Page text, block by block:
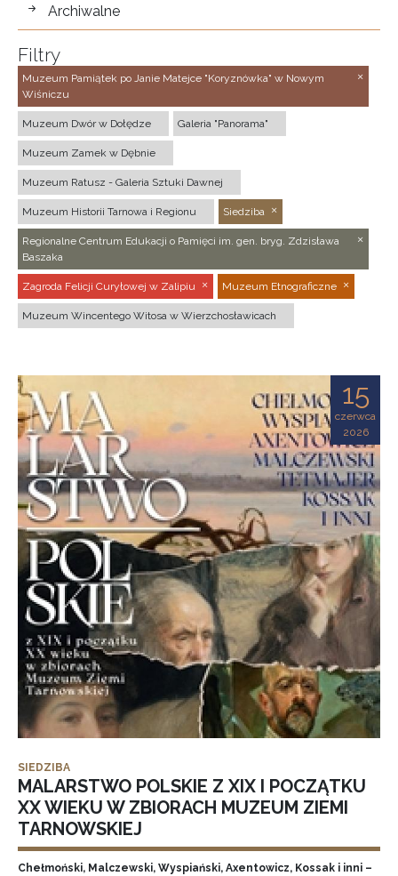
Archiwalne
Filtry
Muzeum Pamiątek po Janie Matejce "Koryznówka" w Nowym
Wiśniczu
Muzeum Dwór w Dołędze Galeria "Panorama"
Muzeum Zamek w Dębnie
Muzeum Ratusz - Galeria Sztuki Dawnej
Muzeum Historii Tarnowa i Regionu Siedziba
Regionalne Centrum Edukacji o Pamięci im. gen. bryg. Zdzisława
Baszaka
Zagroda Felicji Curyłowej w Zalipiu Muzeum Etnograficzne
Muzeum Wincentego Witosa w Wierzchosławicach
15
czerwca
2026
SIEDZIBA
MALARSTWO POLSKIE Z XIX I POCZĄTKU
XX WIEKU W ZBIORACH MUZEUM ZIEMI
TARNOWSKIEJ
Chełmoński, Malczewski, Wyspiański, Axentowicz, Kossak i inni –